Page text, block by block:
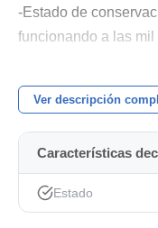
-Estado de
funcionando a las mil
-Se puede ver y
Ver descripción
Características
Estado